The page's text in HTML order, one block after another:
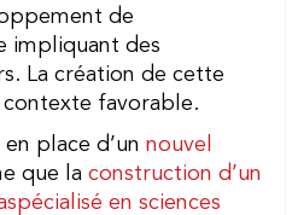
de
impliquant des
La création de cette
contexte favorable.
place d’un nouvel
que la construction d’un
en sciences